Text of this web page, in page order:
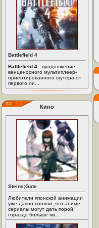
Battlefield 4
Battlefield 4 - продолжение
венценосного мультиплеер-
ориентированного шутера от
первого ли...
Кино
Steins;Gate
Любители японской анимации
уже давно поняли ,что аниме
сериалы могут дать порой
гораздо больше пи...